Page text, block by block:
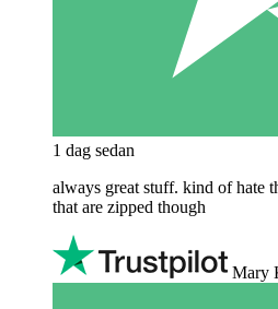
1 dag sedan
always great stuff. kind of hate
that are zipped though
Mary